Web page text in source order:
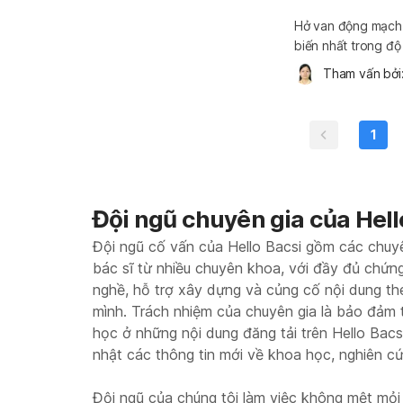
Hở van động
biến nhất trong
rầm rộ nhưng
nghiêm trọng và
Tham vấn
1
Đội ngũ chuyên gia của
Đội ngũ cố vấn của Hello Bacsi gồm các
bác sĩ từ nhiều chuyên khoa, với đầy đủ
nghề, hỗ trợ xây dựng và củng cố nội dung
mình. Trách nhiệm của chuyên gia là bảo
học ở những nội dung đăng tải trên Hello
nhật các thông tin mới về khoa học, nghiên
Đội ngũ của chúng tôi làm việc không mệt